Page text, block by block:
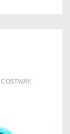
COSTWAY,